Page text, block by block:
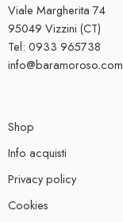
Viale Margherita 74
95049 Vizzini (CT)
Tel: 0933 965738
info@baramoroso.com
Shop
Info acquisti
Privacy policy
Cookies